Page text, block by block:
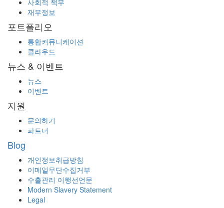
재무정보
포트폴리오
통합커뮤니케이션
클라우드
뉴스 & 이벤트
뉴스
이벤트
지원
문의하기
파트너
Blog
개인정보취급방침
이메일무단수집거부
수출관리 이행선언문
Modern Slavery Statement
Legal